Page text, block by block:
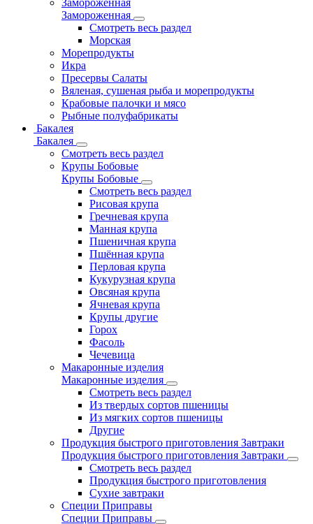
Замороженная
Замороженная
Смотреть весь раздел
Морская
Морепродукты
Икра
Пресервы Салаты
Вяленая, сушеная рыба и морепродукты
Крабовые палочки и мясо
Рыбные полуфабрикаты
Бакалея
Бакалея
Смотреть весь раздел
Крупы Бобовые
Крупы Бобовые
Смотреть весь раздел
Рисовая крупа
Гречневая крупа
Манная крупа
Пшеничная крупа
Пшённая крупа
Перловая крупа
Кукурузная крупа
Овсяная крупа
Ячневая крупа
Крупы другие
Горох
Фасоль
Чечевица
Макаронные изделия
Макаронные изделия
Смотреть весь раздел
Из твердых сортов пшеницы
Из мягких сортов пшеницы
Другие
Продукция быстрого приготовления Завтраки
Продукция быстрого приготовления Завтраки
Смотреть весь раздел
Продукция быстрого приготовления
Сухие завтраки
Специи Приправы
Специи Приправы